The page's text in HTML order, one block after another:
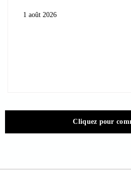
1 août 2026
Cliquez pour